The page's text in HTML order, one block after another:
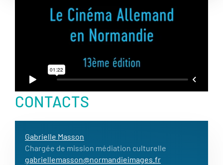
CONTACTS
Gabrielle Masson
Chargée de mission médiation culturelle
gabriellemasson@normandieimages.fr